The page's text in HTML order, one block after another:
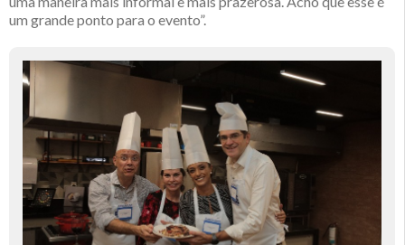
um grande ponto para o evento”.